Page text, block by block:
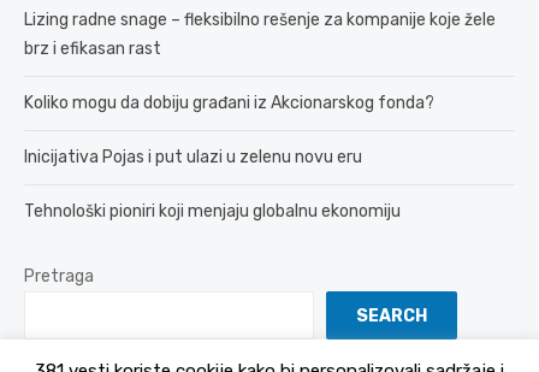
Lizing radne snage – fleksibilno rešenje za kompanije koje žele
brz i efikasan rast
Koliko mogu da dobiju građani iz Akcionarskog fonda?
Inicijativa Pojas i put ulazi u zelenu novu eru
Tehnološki pioniri koji menjaju globalnu ekonomiju
Pretraga
SEARCH